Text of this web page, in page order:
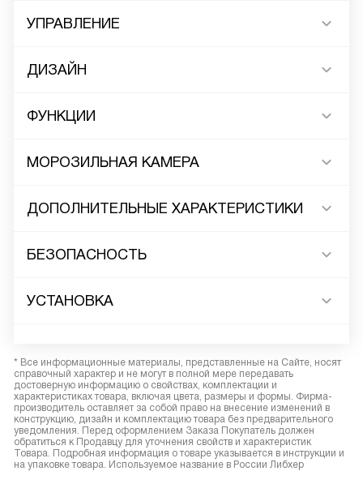
УПРАВЛЕНИЕ
ДИЗАЙН
ФУНКЦИИ
МОРОЗИЛЬНАЯ КАМЕРА
ДОПОЛНИТЕЛЬНЫЕ ХАРАКТЕРИСТИКИ
БЕЗОПАСНОСТЬ
УСТАНОВКА
* Все информационные материалы, представленные на Сайте, носят
справочный характер и не могут в полной мере передавать
достоверную информацию о свойствах, комплектации и
характеристиках товара, включая цвета, размеры и формы. Фирма-
производитель оставляет за собой право на внесение изменений в
конструкцию, дизайн и комплектацию товара без предварительного
уведомления. Перед оформлением Заказа Покупатель должен
обратиться к Продавцу для уточнения свойств и характеристик
Товара. Подробная информация о товаре указывается в инструкции и
на упаковке товара. Используемое название в России Либхер